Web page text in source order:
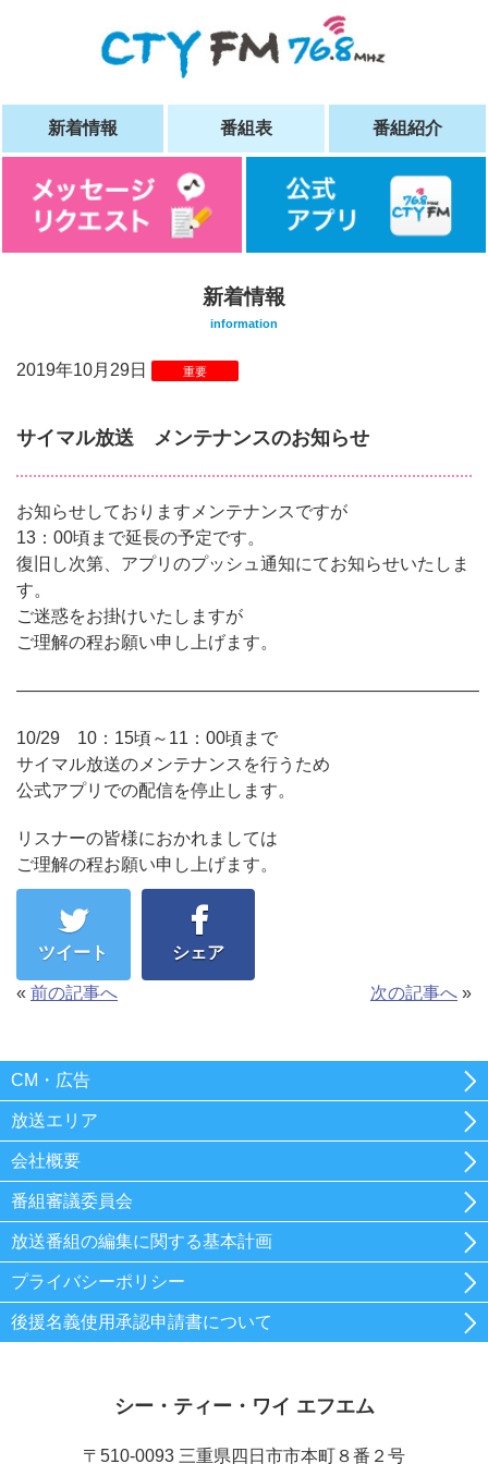
新着情報 番組表 番組紹介
新着情報
information
2019年10月29日 重要
サイマル放送 メンテナンスのお知らせ
お知らせしておりますメンテナンスですが
13：00頃まで延長の予定です。
復旧し次第、アプリのプッシュ通知にてお知らせいたしま
す。
ご迷惑をお掛けいたしますが
ご理解の程お願い申し上げます。
——————————————————————————–
10/29 10：15頃～11：00頃まで
サイマル放送のメンテナンスを行うため
公式アプリでの配信を停止します。
リスナーの皆様におかれましては
ご理解の程お願い申し上げます。
ツイート シェア
« 前の記事へ 次の記事へ »
CM・広告
放送エリア
会社概要
番組審議委員会
放送番組の編集に関する基本計画
プライバシーポリシー
後援名義使用承認申請書について
シー・ティー・ワイ エフエム
〒510-0093 三重県四日市市本町８番２号